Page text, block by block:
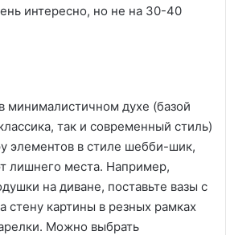
интересно, но не на 30-40
минималистичном духе (базой
так и современный стиль)
элементов в стиле шебби-шик,
лишнего места. Например,
на диване, поставьте вазы с
стену картины в резных рамках
Можно выбрать